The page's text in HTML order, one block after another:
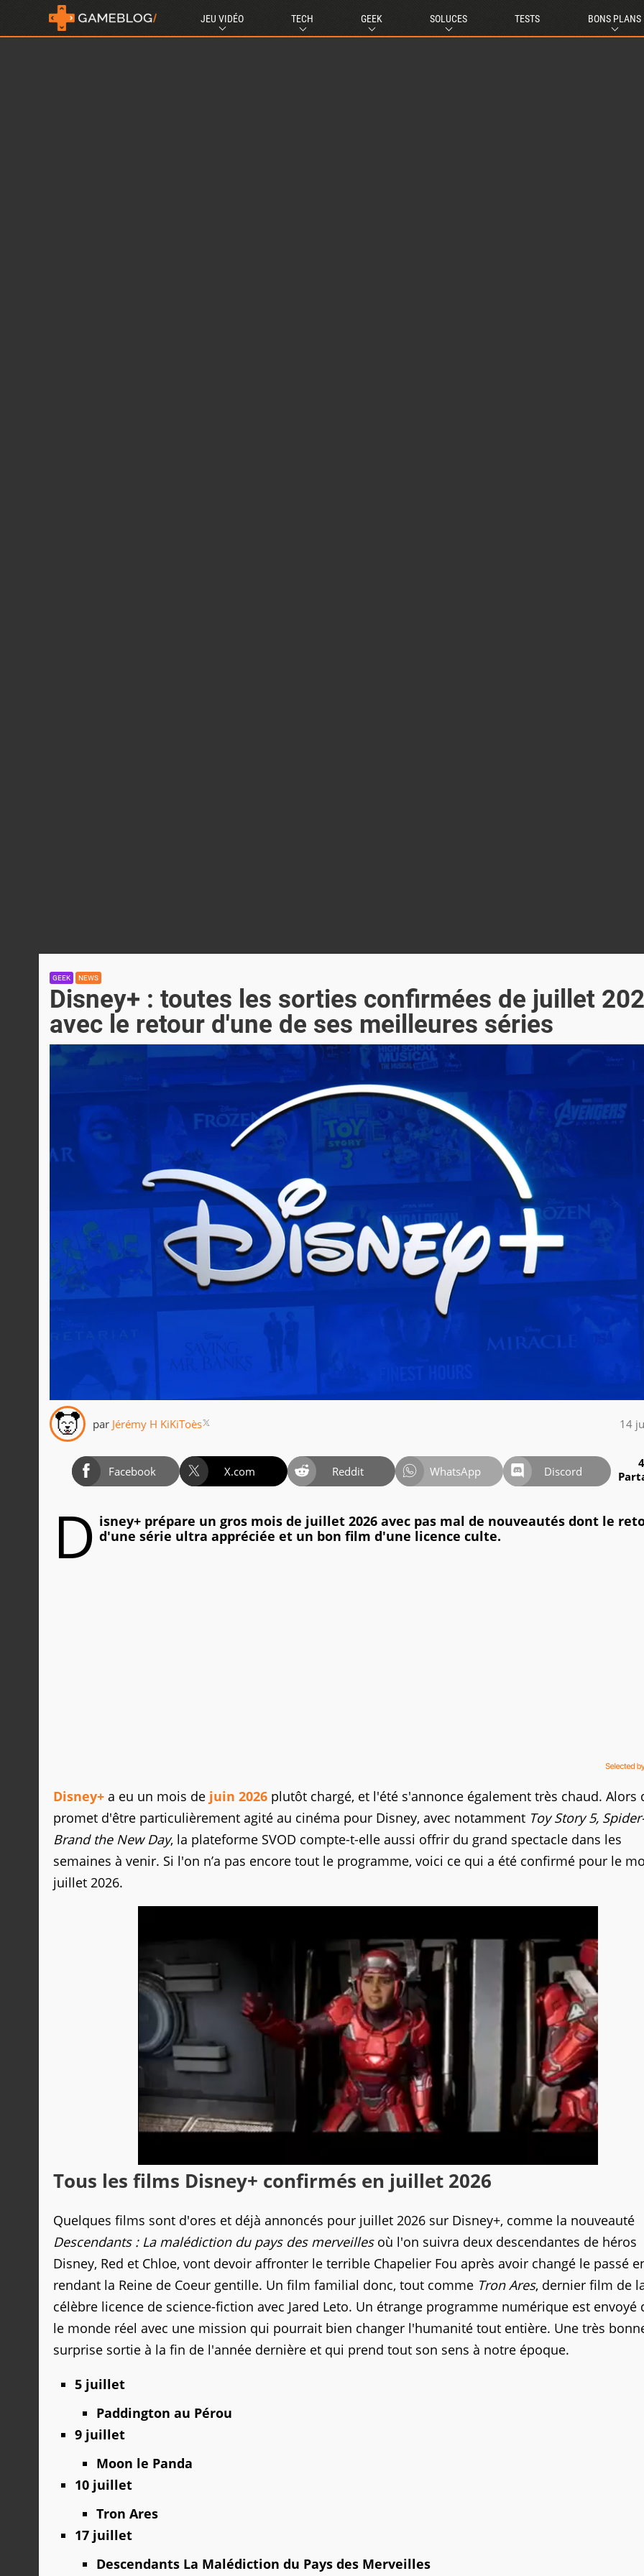
JEU VIDÉO TECH GEEK SOLUCES TESTS BONS PLANS
GEEK NEWS
Disney+ : toutes les sorties confirmées de juillet
avec le retour d'une de ses meilleures séries
par Jérémy H KiKiToès 14
Facebook X.com Reddit WhatsApp Discord
4
D isney+ prépare un gros mois de juillet 2026 avec pas mal de nouveautés dont le
d'une série ultra appréciée et un bon film d'une licence culte.
Disney+ a eu un mois de juin 2026 plutôt chargé, et l'été s'annonce également très chaud. Alors
promet d'être particulièrement agité au cinéma pour Disney, avec notamment Toy Story 5,
Brand the New Day, la plateforme SVOD compte-t-elle aussi offrir du grand spectacle dans les
semaines à venir. Si l'on n’a pas encore tout le programme, voici ce qui a été confirmé pour le
juillet 2026.
Tous les films Disney+ confirmés en juillet 2026
Quelques films sont d'ores et déjà annoncés pour juillet 2026 sur Disney+, comme la nouveauté
Descendants : La malédiction du pays des merveillesoù l'on suivra deux descendantes de héros
Disney, Red et Chloe, vont devoir affronter le terrible Chapelier Fou après avoir changé le passé
rendant la Reine de Coeur gentille. Un film familial donc, tout comme Tron Ares, dernier film de
célèbre licence de science-fiction avec Jared Leto. Un étrange programme numérique est envoyé
le monde réel avec une mission qui pourrait bien changer l'humanité tout entière. Une très
surprise sortie à la fin de l'année dernière et qui prend tout son sens à notre époque.
5 juillet
Paddington au Pérou
9 juillet
Moon le Panda
10 juillet
Tron Ares
17 juillet
Descendants La Malédiction du Pays des Merveilles